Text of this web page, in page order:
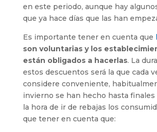
en este periodo, aunque hay
que ya hace días que las han
Es importante tener en cuenta que
son voluntarias y los
están obligados a hacerlas. La
estos descuentos será la que cada
considere conveniente,
invierno se han hecho hasta finales
la hora de ir de rebajas los
que tener en cuenta que: